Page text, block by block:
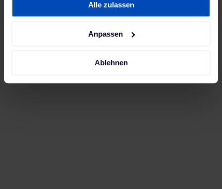
Datenschutzerklärungund unserem
Impressum.
Alle zulassen
Anpassen
Ablehnen